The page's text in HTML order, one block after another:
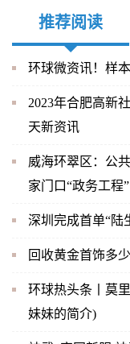
推荐阅读
环球微资讯！样
2023年合肥高新
天新资讯
威海环翠区：公
家门口“政务工程”
深圳完成首单“陆
回收黄金首饰多
环球热头条丨莫
妹妹的简介)